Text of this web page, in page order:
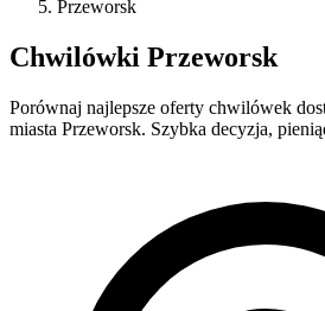
Przeworsk
Chwilówki Przeworsk
Porównaj najlepsze oferty chwilówek
miasta Przeworsk. Szybka decyzja,